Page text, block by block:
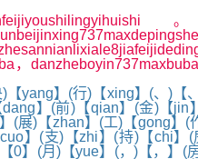
。
，
】(行)【xing】(、)【、
】(前)【qian】(金)【
(展)【zhan】(工)【gong
】(支)【zhi】(持)【chi
0】(月)【yue】(，)【，